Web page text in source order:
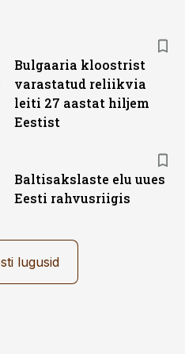
Bulgaaria kloostrist
varastatud reliikvia
leiti 27 aastat hiljem
Eestist
Baltisakslaste elu uues
Eesti rahvusriigis
lugusid